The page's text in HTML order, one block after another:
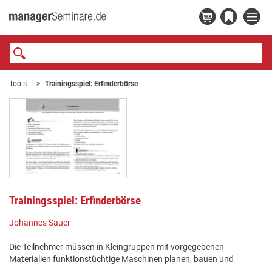
Tools Trainingsspiel: Erfinderbörse
Trainingsspiel: Erfinderbörse
Johannes Sauer
Die Teilnehmer müssen in Kleingruppen mit vorgegebenen
Materialien funktionstüchtige Maschinen planen, bauen und